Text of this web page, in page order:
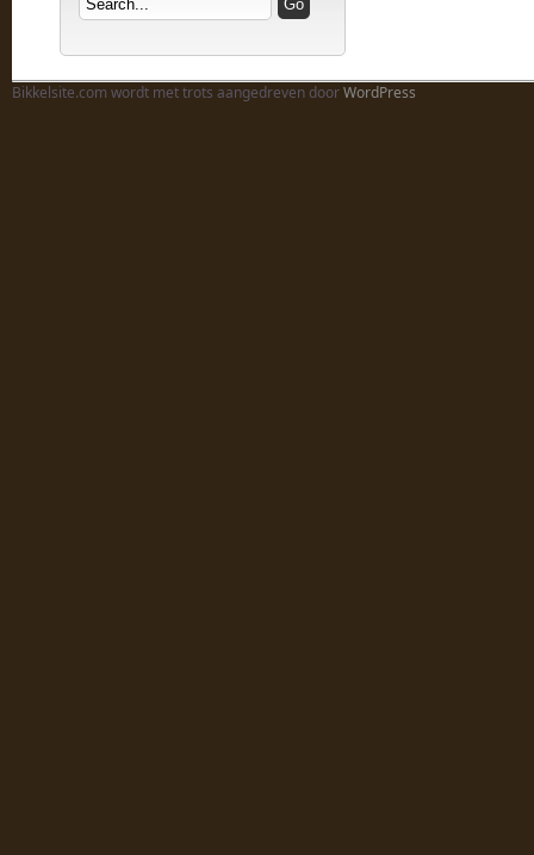
Bikkelsite.com wordt met trots aangedreven doorWordPress